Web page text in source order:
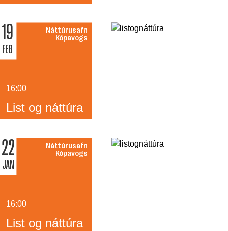
19
FEB
Náttúrusafn
Kópavogs
16:00
List og náttúra
22
JAN
Náttúrusafn
Kópavogs
16:00
List og náttúra